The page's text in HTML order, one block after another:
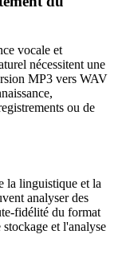
vocale et
nécessitent une
MP3 vers WAV
ou de
la linguistique et la
analyser des
fidélité du format
et l'analyse